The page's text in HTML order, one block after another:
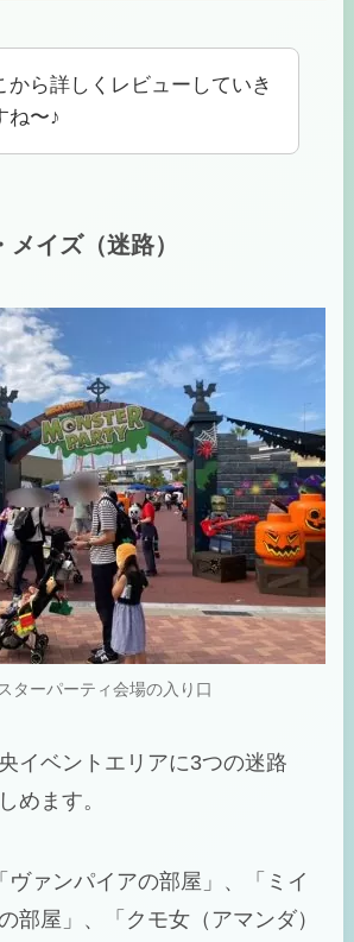
から詳しくレビューしていき
ね〜♪
イズ（迷路）
ターパーティ会場の入り口
イベントエリアに3つの迷路
めます。
ヴァンパイアの部屋」、「ミイ
部屋」、「クモ女（アマンダ）